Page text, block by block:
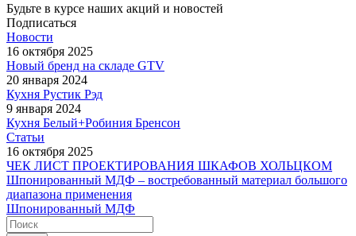
Будьте в курсе наших акций и новостей
Подписаться
Новости
16 октября 2025
Новый бренд на складе GTV
20 января 2024
Кухня Рустик Рэд
9 января 2024
Кухня Белый+Робиния Бренсон
Статьи
16 октября 2025
ЧЕК ЛИСТ ПРОЕКТИРОВАНИЯ ШКАФОВ ХОЛЬЦКОМ
Шпонированный МДФ – востребованный материал большого
диапазона применения
Шпонированный МДФ